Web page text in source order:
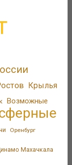
Крылья
Возможные
Оренбург
Махачкала